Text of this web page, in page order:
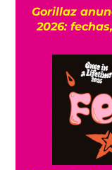
Gorillaz
2026: